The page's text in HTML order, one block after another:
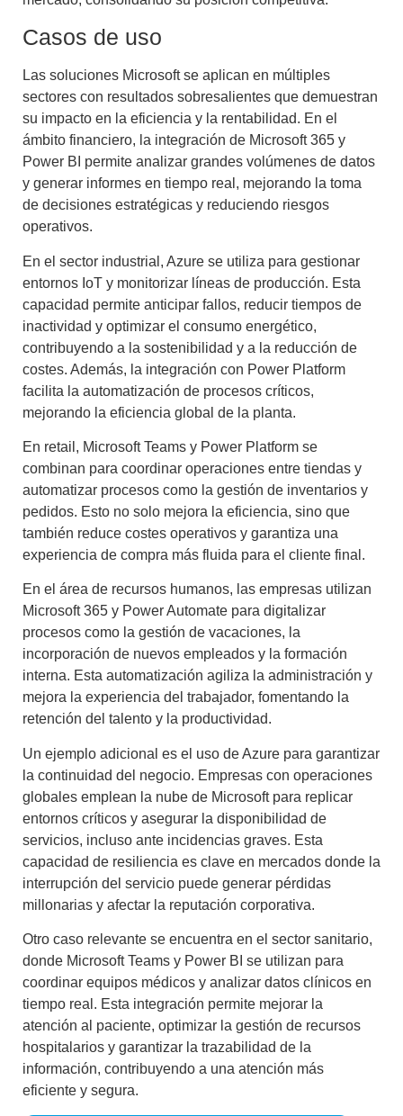
Casos de uso
Las soluciones Microsoft se aplican en múltiples
sectores con resultados sobresalientes que demuestran
su impacto en la eficiencia y la rentabilidad. En el
ámbito financiero, la integración de Microsoft 365 y
Power BI permite analizar grandes volúmenes de datos
y generar informes en tiempo real, mejorando la toma
de decisiones estratégicas y reduciendo riesgos
operativos.
En el sector industrial, Azure se utiliza para gestionar
entornos IoT y monitorizar líneas de producción. Esta
capacidad permite anticipar fallos, reducir tiempos de
inactividad y optimizar el consumo energético,
contribuyendo a la sostenibilidad y a la reducción de
costes. Además, la integración con Power Platform
facilita la automatización de procesos críticos,
mejorando la eficiencia global de la planta.
En retail, Microsoft Teams y Power Platform se
combinan para coordinar operaciones entre tiendas y
automatizar procesos como la gestión de inventarios y
pedidos. Esto no solo mejora la eficiencia, sino que
también reduce costes operativos y garantiza una
experiencia de compra más fluida para el cliente final.
En el área de recursos humanos, las empresas utilizan
Microsoft 365 y Power Automate para digitalizar
procesos como la gestión de vacaciones, la
incorporación de nuevos empleados y la formación
interna. Esta automatización agiliza la administración y
mejora la experiencia del trabajador, fomentando la
retención del talento y la productividad.
Un ejemplo adicional es el uso de Azure para garantizar
la continuidad del negocio. Empresas con operaciones
globales emplean la nube de Microsoft para replicar
entornos críticos y asegurar la disponibilidad de
servicios, incluso ante incidencias graves. Esta
capacidad de resiliencia es clave en mercados donde la
interrupción del servicio puede generar pérdidas
millonarias y afectar la reputación corporativa.
Otro caso relevante se encuentra en el sector sanitario,
donde Microsoft Teams y Power BI se utilizan para
coordinar equipos médicos y analizar datos clínicos en
tiempo real. Esta integración permite mejorar la
atención al paciente, optimizar la gestión de recursos
hospitalarios y garantizar la trazabilidad de la
información, contribuyendo a una atención más
eficiente y segura.